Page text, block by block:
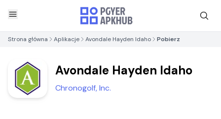
Strona główna Aplikacje Avondale Hayden Idaho Pobierz
Avondale Hayden Idaho
Chronogolf, Inc.